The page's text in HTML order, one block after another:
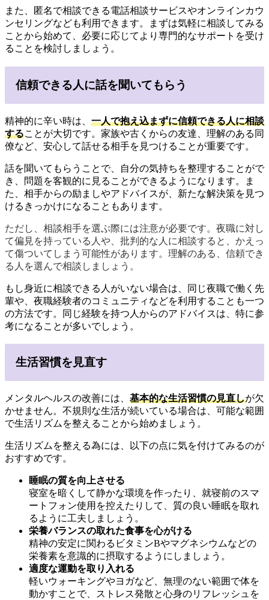
また、匿名で相談できる電話相談サービスやオンラインカウ
ンセリングなども利用できます。まずは気軽に相談してみる
ことから始めて、必要に応じてより専門的なサポートを受け
ることを検討しましょう。
信頼できる人に話を聞いてもらう
精神的に辛い時は、 一人で抱え込まずに信頼できる人に相談
することが大切です。家族や古くからの友達、理解のある同
僚など、安心して話せる相手を見つけることが重要です。
話を聞いてもらうことで、自分の気持ちを整理することがで
き、問題を客観的に見ることができるようになります。ま
た、相手からの励ましやアドバイスが、新たな解決策を見つ
けるきっかけになることもあります。
ただし、相談相手を選ぶ際には注意が必要です。夜職に対し
て偏見を持っている人や、批判的な人に相談すると、かえっ
て傷ついてしまう可能性があります。理解のある、信頼でき
る人を選んで相談しましょう。
もし身近に相談できる人がいない場合は、同じ夜職で働く先
輩や、夜職経験者のコミュニティなどを利用することも一つ
の方法です。同じ経験を持つ人からのアドバイスは、特に参
考になることが多いでしょう。
生活習慣を見直す
メンタルヘルスの改善には、 基本的な生活習慣の見直しが欠
かせません。不規則な生活が続いている場合は、可能な範囲
で生活リズムを整えることから始めましょう。
生活リズムを整える為には、以下の点に気を付けてみるのが
おすすめです。
睡眠の質を向上させる
寝室を暗くして静かな環境を作ったり、就寝前のスマ
ートフォン使用を控えたりして、質の良い睡眠を取れ
るように工夫しましょう。
栄養バランスの取れた食事を心がける
精神の安定に関わるビタミンBやマグネシウムなどの
栄養素を意識的に摂取するようにしましょう。
適度な運動を取り入れる
軽いウォーキングやヨガなど、無理のない範囲で体を
動かすことで、ストレス発散と心身のリフレッシュを